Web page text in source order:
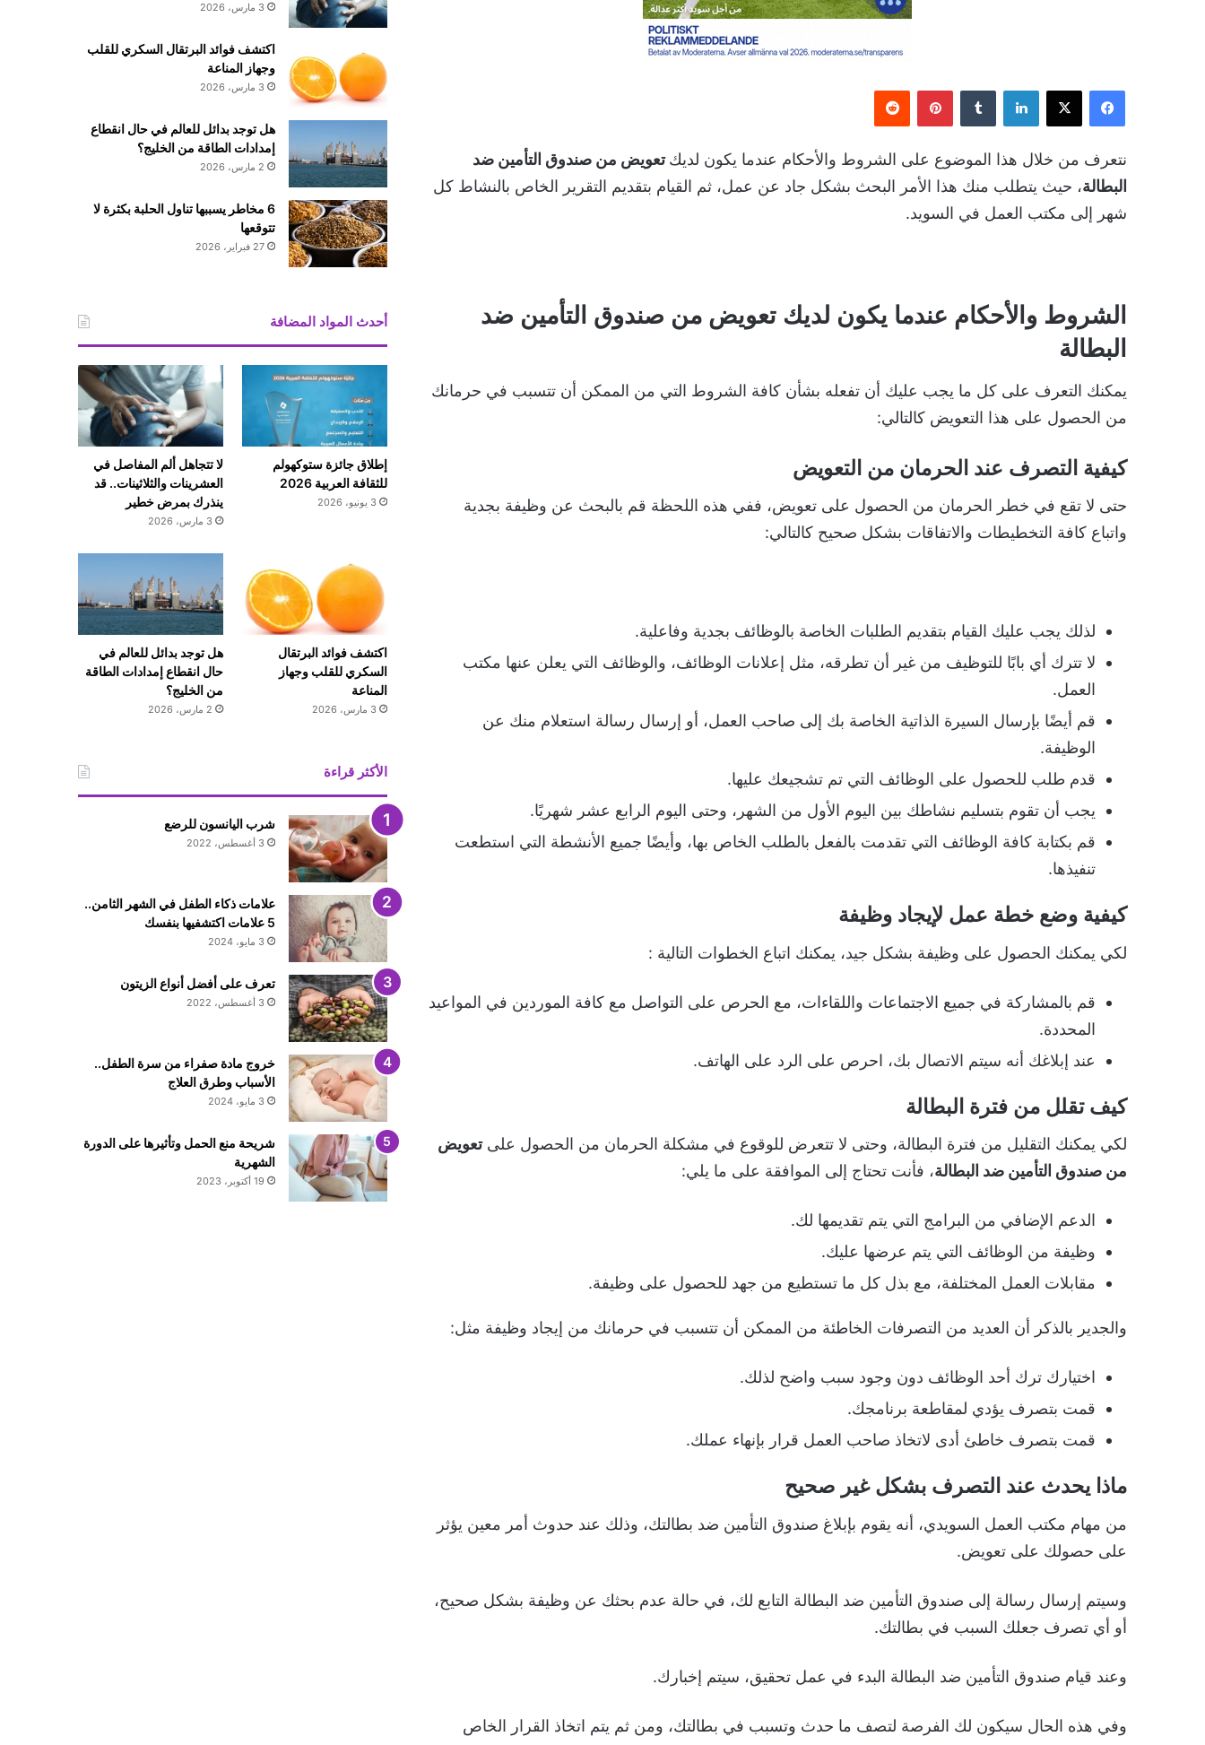
فيسبوك لينكدإن بينتيريست
نتعرف من خلال هذا الموضوع على الشروط والأحكام عندما يكون لديكتعويض من صندوق التأمين ضد
البطالة، حيث يتطلب منك هذا الأمر البحث بشكل جاد عن عمل، ثم القيام بتقديم التقرير الخاص بالنشاط كل
شهر إلى مكتب العمل في السويد.
الشروط والأحكام عندما يكون لديك تعويض من صندوق التأمين ضد
البطالة
يمكنك التعرف على كل ما يجب عليك أن تفعله بشأن كافة الشروط التي من الممكن أن تتسبب في حرمانك
من الحصول على هذا التعويض كالتالي:
كيفية التصرف عند الحرمان من التعويض
حتى لا تقع في خطر الحرمان من الحصول على تعويض، ففي هذه اللحظة قم بالبحث عن وظيفة بجدية
واتباع كافة التخطيطات والاتفاقات بشكل صحيح كالتالي:
لذلك يجب عليك القيام بتقديم الطلبات الخاصة بالوظائف بجدية وفاعلية.
لا تترك أي بابًا للتوظيف من غير أن تطرقه، مثل إعلانات الوظائف، والوظائف التي يعلن عنها مكتب
العمل.
قم أيضًا بإرسال السيرة الذاتية الخاصة بك إلى صاحب العمل، أو إرسال رسالة استعلام منك عن
الوظيفة.
قدم طلب للحصول على الوظائف التي تم تشجيعك عليها.
يجب أن تقوم بتسليم نشاطك بين اليوم الأول من الشهر، وحتى اليوم الرابع عشر شهريًا.
قم بكتابة كافة الوظائف التي تقدمت بالفعل بالطلب الخاص بها، وأيضًا جميع الأنشطة التي استطعت
تنفيذها.
كيفية وضع خطة عمل لإيجاد وظيفة
لكي يمكنك الحصول على وظيفة بشكل جيد، يمكنك اتباع الخطوات التالية :
قم بالمشاركة في جميع الاجتماعات واللقاءات، مع الحرص على التواصل مع كافة الموردين في المواعيد
المحددة.
عند إبلاغك أنه سيتم الاتصال بك، احرص على الرد على الهاتف.
كيف تقلل من فترة البطالة
لكي يمكنك التقليل من فترة البطالة، وحتى لا تتعرض للوقوع في مشكلة الحرمان من الحصول علىتعويض
من صندوق التأمين ضد البطالة، فأنت تحتاج إلى الموافقة على ما يلي:
الدعم الإضافي من البرامج التي يتم تقديمها لك.
وظيفة من الوظائف التي يتم عرضها عليك.
مقابلات العمل المختلفة، مع بذل كل ما تستطيع من جهد للحصول على وظيفة.
والجدير بالذكر أن العديد من التصرفات الخاطئة من الممكن أن تتسبب في حرمانك من إيجاد وظيفة مثل:
اختيارك ترك أحد الوظائف دون وجود سبب واضح لذلك.
قمت بتصرف يؤدي لمقاطعة برنامجك.
قمت بتصرف خاطئ أدى لاتخاذ صاحب العمل قرار بإنهاء عملك.
ماذا يحدث عند التصرف بشكل غير صحيح
من مهام مكتب العمل السويدي، أنه يقوم بإبلاغ صندوق التأمين ضد بطالتك، وذلك عند حدوث أمر معين يؤثر
على حصولك على تعويض.
وسيتم إرسال رسالة إلى صندوق التأمين ضد البطالة التابع لك، في حالة عدم بحثك عن وظيفة بشكل صحيح،
أو أي تصرف جعلك السبب في بطالتك.
وعند قيام صندوق التأمين ضد البطالة البدء في عمل تحقيق، سيتم إخبارك.
وفي هذه الحال سيكون لك الفرصة لتصف ما حدث وتسبب في بطالتك، ومن ثم يتم اتخاذ القرار الخاص
3 مارس، 2026
اكتشف فوائد البرتقال السكري للقلب
وجهاز المناعة
3 مارس، 2026
هل توجد بدائل للعالم في حال انقطاع
إمدادات الطاقة من الخليج؟
2 مارس، 2026
6 مخاطر يسببها تناول الحلبة بكثرة لا
تتوقعها
27 فبراير، 2026
أحدث المواد المضافة
إطلاق جائزة ستوكهولم
للثقافة العربية 2026
3 يونيو، 2026
لا تتجاهل ألم المفاصل في
العشرينات والثلاثينات.. قد
ينذرك بمرض خطير
3 مارس، 2026
اكتشف فوائد البرتقال
السكري للقلب وجهاز
المناعة
3 مارس، 2026
هل توجد بدائل للعالم في
حال انقطاع إمدادات الطاقة
من الخليج؟
2 مارس، 2026
الأكثر قراءة
شرب اليانسون للرضع
3 أغسطس، 2022
علامات ذكاء الطفل في الشهر الثامن..
5 علامات اكتشفيها بنفسك
3 مايو، 2024
تعرف على أفضل أنواع الزيتون
3 أغسطس، 2022
خروج مادة صفراء من سرة الطفل..
الأسباب وطرق العلاج
3 مايو، 2024
شريحة منع الحمل وتأثيرها على الدورة
الشهرية
19 أكتوبر، 2023